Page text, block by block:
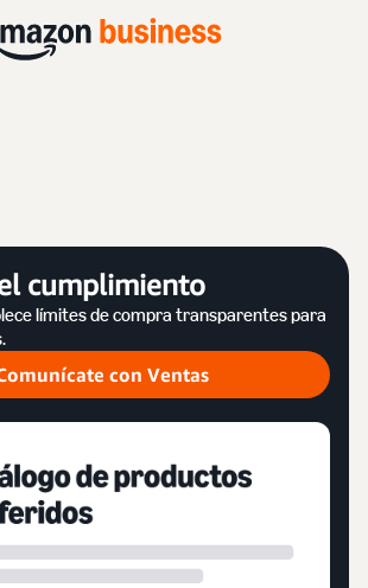
cumplimiento
límites de compra transparentes para
con Ventas